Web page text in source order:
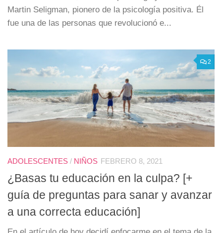
Martin Seligman, pionero de la psicología positiva. Él
fue una de las personas que revolucionó e...
2
ADOLESCENTES / NIÑOS FEBRERO 8, 2021
¿Basas tu educación en la culpa? [+
guía de preguntas para sanar y avanzar
a una correcta educación]